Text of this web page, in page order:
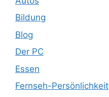
Bildung
Blog
Der PC
Essen
Fernseh-Persönlichkeit